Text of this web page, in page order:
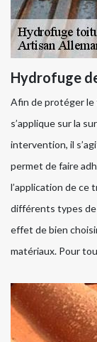
Hydrofuge
Afin de protéger le
s’applique sur la
intervention, il
permet de faire
l’application de ce
différents types
effet de bien
matériaux. Pour